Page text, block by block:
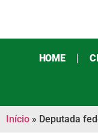
HOME
Início » Deputada